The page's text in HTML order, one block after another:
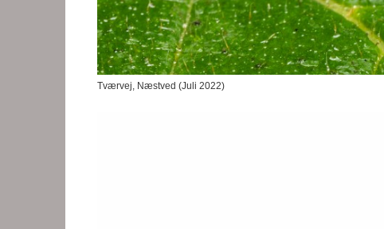
Tværvej, Næstved (Juli 2022)